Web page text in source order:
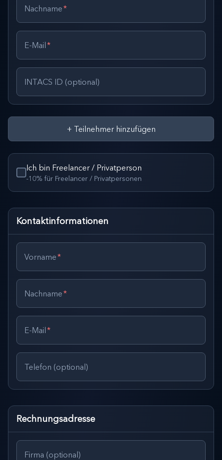
Nachname*
E-Mail*
INTACS ID (optional)
+ Teilnehmer hinzufügen
Ich bin Freelancer / Privatperson
-10% für Freelancer / Privatpersonen
Kontaktinformationen
Vorname*
Nachname*
E-Mail*
Telefon (optional)
Rechnungsadresse
Firma (optional)